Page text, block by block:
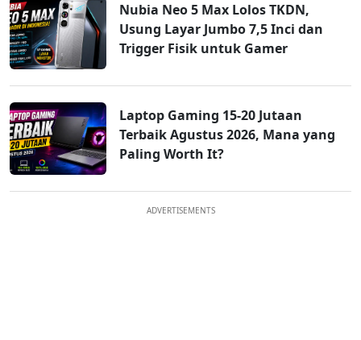
Nubia Neo 5 Max Lolos TKDN,
Usung Layar Jumbo 7,5 Inci dan
Trigger Fisik untuk Gamer
Laptop Gaming 15-20 Jutaan
Terbaik Agustus 2026, Mana yang
Paling Worth It?
ADVERTISEMENTS